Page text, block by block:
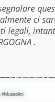
ci
legali,
.